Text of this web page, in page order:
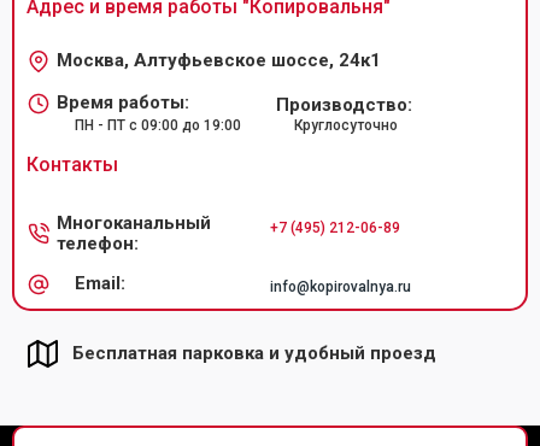
Адрес и время работы "Копировальня"
Москва, Алтуфьевское шоссе, 24к1
Время работы:
ПН - ПТ с 09:00 до 19:00
Производство:
Круглосуточно
Контакты
Многоканальный
телефон:
+7 (495) 212-06-89
Email: info@kopirovalnya.ru
Бесплатная парковка и удобный проезд